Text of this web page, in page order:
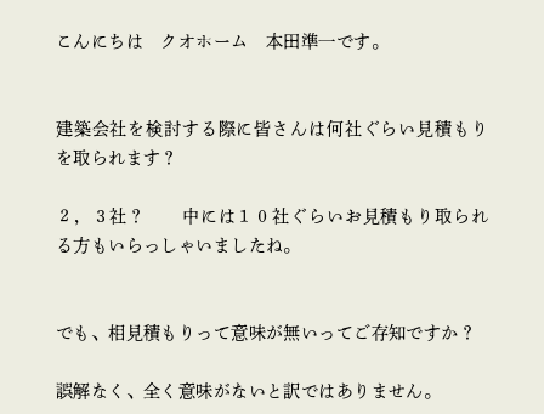
こんにちは クオホーム 本田準一です。
建築会社を検討する際に皆さんは何社ぐらい見積もり
を取られます？
２，３社？ 中には１０社ぐらいお見積もり取られ
る方もいらっしゃいましたね。
でも、相見積もりって意味が無いってご存知ですか？
誤解なく、全く意味がないと訳ではありません。